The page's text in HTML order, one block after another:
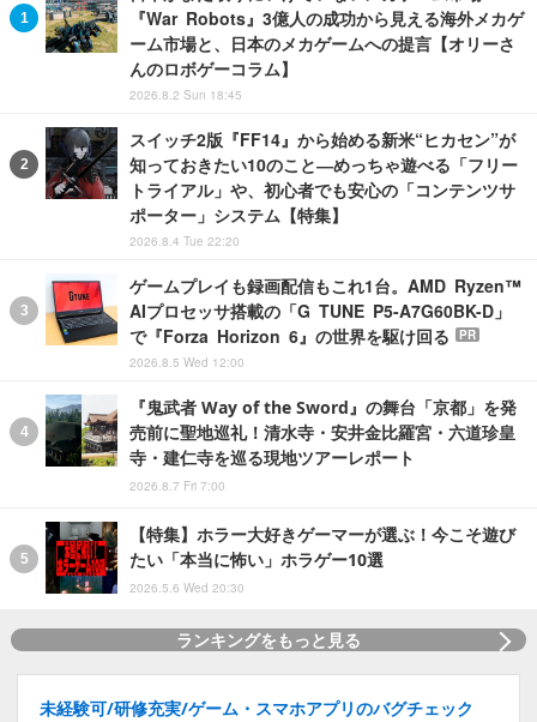
『War Robots』3億人の成功から見える海外メカゲ
ーム市場と、日本のメカゲームへの提言【オリーさ
んのロボゲーコラム】
2026.8.2 Sun 18:45
スイッチ2版『FF14』から始める新米“ヒカセン”が
知っておきたい10のこと―めっちゃ遊べる「フリー
トライアル」や、初心者でも安心の「コンテンツサ
ポーター」システム【特集】
2026.8.4 Tue 22:20
ゲームプレイも録画配信もこれ1台。AMD Ryzen™
AIプロセッサ搭載の「G TUNE P5-A7G60BK-D」
で『Forza Horizon 6』の世界を駆け回る
PR
2026.8.5 Wed 12:00
『鬼武者 Way of the Sword』の舞台「京都」を発
売前に聖地巡礼！清水寺・安井金比羅宮・六道珍皇
寺・建仁寺を巡る現地ツアーレポート
2026.8.7 Fri 7:00
【特集】ホラー大好きゲーマーが選ぶ！今こそ遊び
たい「本当に怖い」ホラゲー10選
2026.5.6 Wed 20:30
ランキングをもっと見る
未経験可/研修充実/ゲーム・スマホアプリのバグチェック